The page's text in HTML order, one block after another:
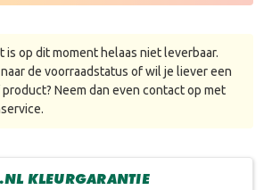
is op dit moment helaas niet leverbaar.
de voorraadstatus of wil je liever een
Neem dan even contact op met
KLEURGARANTIE